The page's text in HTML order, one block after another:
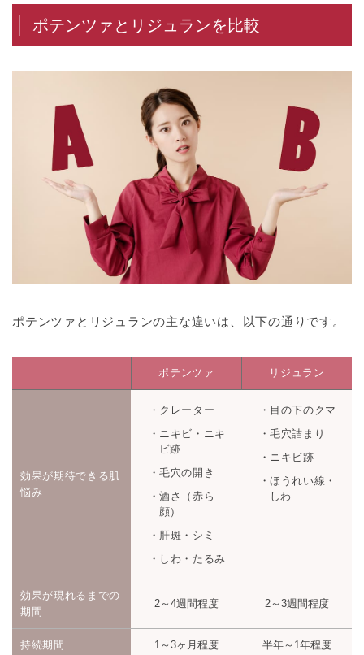
ポテンツァとリジュランを比較
ポテンツァとリジュランの主な違いは、以下の通りです。
ポテンツァ リジュラン
効果が期待できる肌
悩み
クレーター
ニキビ・ニキ
ビ跡
毛穴の開き
酒さ（赤ら
顔）
肝斑・シミ
しわ・たるみ
目の下のクマ
毛穴詰まり
ニキビ跡
ほうれい線・
しわ
効果が現れるまでの
期間
2～4週間程度 2～3週間程度
持続期間 1～3ヶ月程度 半年～1年程度